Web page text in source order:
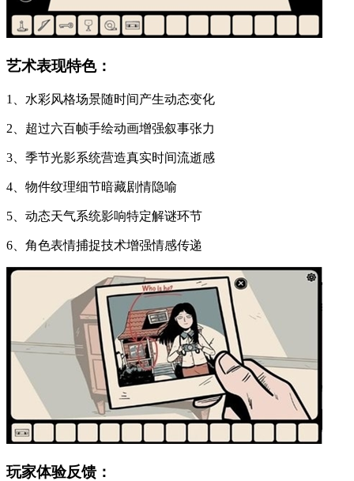
艺术表现特色：
1、水彩风格场景随时间产生动态变化
2、超过六百帧手绘动画增强叙事张力
3、季节光影系统营造真实时间流逝感
4、物件纹理细节暗藏剧情隐喻
5、动态天气系统影响特定解谜环节
6、角色表情捕捉技术增强情感传递
玩家体验反馈：